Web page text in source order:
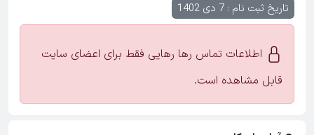
تاریخ ثبت نام : 7 دی 1402
اطلاعات تماس رها رهایی فقط برای اعضای سایت
قابل مشاهده است.